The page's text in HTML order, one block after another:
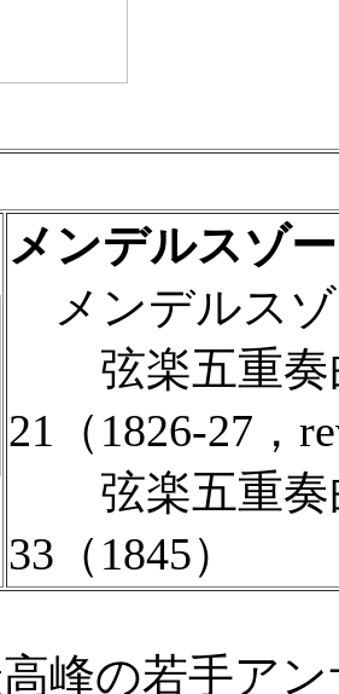
メンデルスゾ
メンデルス
弦楽五重奏
21（1826‐27，
弦楽五重奏
33（1845）
峰の若手アン